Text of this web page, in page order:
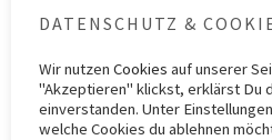
dieser neuen „Trends“ ist die
KategorieZIMS 6 SchlagwörterBehandlung,
DATENSCHUTZ &
Wir nutzen Cookies auf unserer
"Akzeptieren" klickst, erklärst Du
einverstanden. Unter
welche Cookies du ablehnen